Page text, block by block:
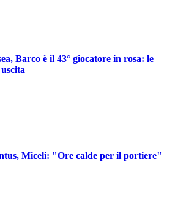
Barco è il 43° giocatore in rosa: le
Miceli: "Ore calde per il portiere"